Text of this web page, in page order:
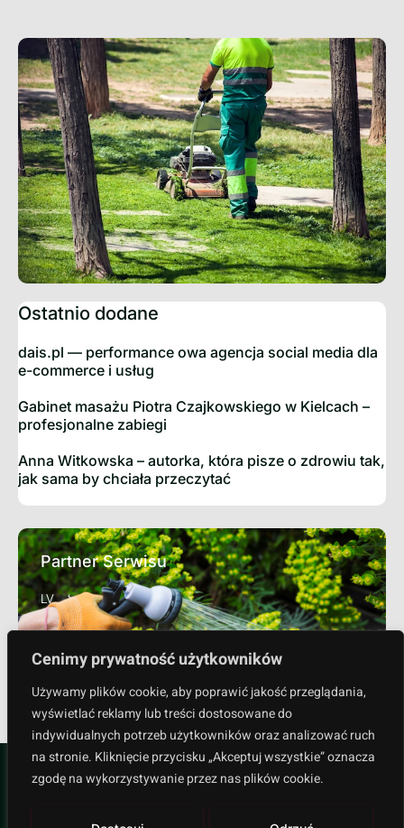
Cenimy prywatność użytkowników
Używamy plików cookie, aby poprawić jakość przeglądania,
wyświetlać reklamy lub treści dostosowane do
indywidualnych potrzeb użytkowników oraz analizować ruch
na stronie. Kliknięcie przycisku „Akceptuj wszystkie” oznacza
zgodę na wykorzystywanie przez nas plików cookie.
Ostatnio dodane
dais.pl — performance owa agencja social media dla
e-commerce i usług
Gabinet masażu Piotra Czajkowskiego w Kielcach –
profesjonalne zabiegi
Anna Witkowska – autorka, która pisze o zdrowiu tak,
jak sama by chciała przeczytać
Partner Serwisu
LV
Sprawdź